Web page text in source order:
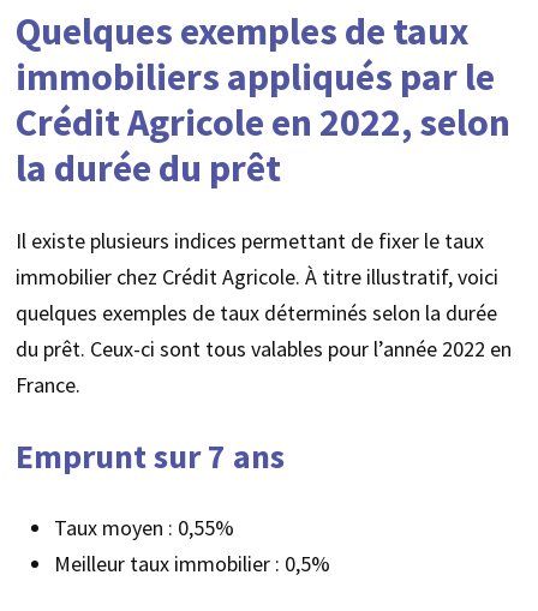
Quelques exemples de taux
immobiliers appliqués par le
Crédit Agricole en 2022, selon
la durée du prêt
Il existe plusieurs indices permettant de fixer le taux
immobilier chez Crédit Agricole. À titre illustratif, voici
quelques exemples de taux déterminés selon la durée
du prêt. Ceux-ci sont tous valables pour l’année 2022 en
France.
Emprunt sur 7 ans
Taux moyen : 0,55%
Meilleur taux immobilier : 0,5%